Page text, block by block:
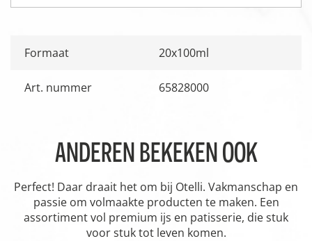
Formaat 20x100ml
Art. nummer 65828000
ANDEREN BEKEKEN OOK
Perfect! Daar draait het om bij Otelli. Vakmanschap en
passie om volmaakte producten te maken. Een
assortiment vol premium ijs en patisserie, die stuk
voor stuk tot leven komen.